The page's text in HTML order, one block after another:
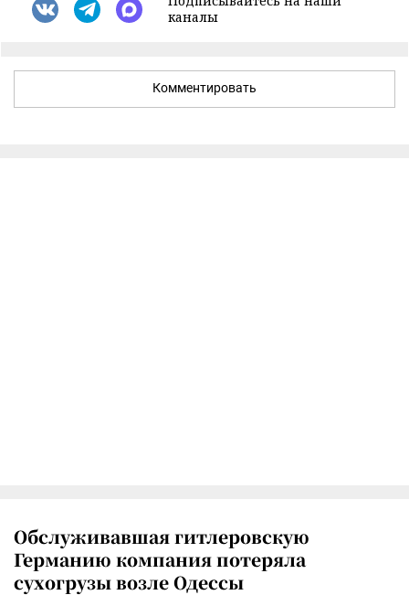
каналы
Комментировать
Обслуживавшая гитлеровскую
Германию компания потеряла
сухогрузы возле Одессы